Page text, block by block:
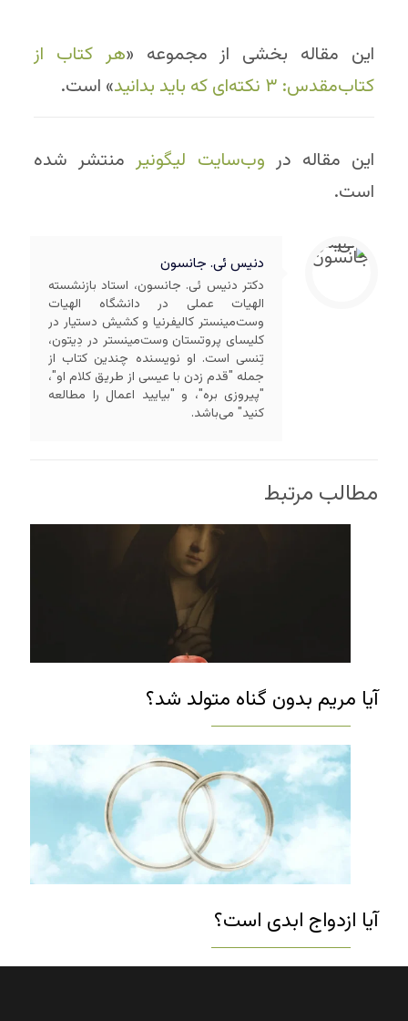
این مقاله بخشی از مجموعه «هر کتاب از
کتاب‌مقدس: ۳ نکته‌ای که باید بدانید
» است.
این مقاله در وب‌سایت لیگونیرمنتشر شده
است.
دنیس ئی. جانسون
دکتر دنیس ئی. جانسون، استاد بازنشسته
الهیات عملی در دانشگاه الهیات
وست‌مینستر کالیفرنیا و کشیش دستیار در
کلیسای پروتستان وست‌مینستر در دِیتون،
تِنسی است. او نویسنده چندین کتاب از
جمله "قدم زدن با عیسی از طریق کلام او"،
"پیروزی بره"، و "بیایید اعمال را مطالعه
کنید" می‌باشد.
مطالب مرتبط
آیا مریم بدون گناه متولد شد؟
آیا ازدواج ابدی است؟